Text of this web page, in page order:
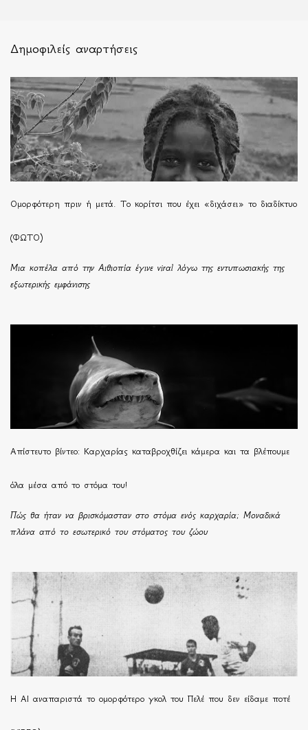
Δημοφιλείς αναρτήσεις
Ομορφότερη πριν ή μετά. Το κορίτσι που έχει «διχάσει» το διαδίκτυο
(ΦΩΤΟ)
Μια κοπέλα από την Αιθιοπία έγινε viral λόγω της εντυπωσιακής της
εξωτερικής εμφάνισης
Απίστευτο βίντεο: Καρχαρίας καταβροχθίζει κάμερα και τα βλέπουμε
όλα μέσα από το στόμα του!
Πώς θα ήταν να βρισκόμασταν στο στόμα ενός καρχαρία; Μοναδικά
πλάνα από το εσωτερικό του στόματος του ζώου
Η ΑΙ αναπαριστά το ομορφότερο γκολ του Πελέ που δεν είδαμε ποτέ